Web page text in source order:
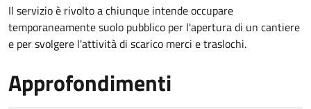
Il servizio è rivolto a chiunque intende occupare
temporaneamente suolo pubblico per l'apertura di un cantiere
e per svolgere l'attività di scarico merci e traslochi.
Approfondimenti